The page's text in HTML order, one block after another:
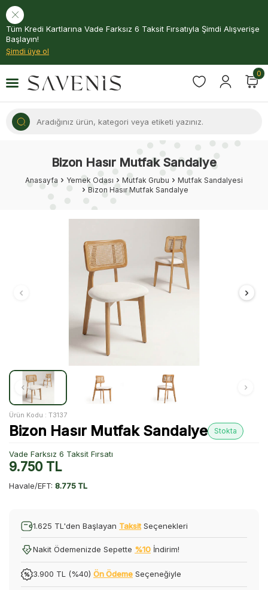
Tüm Kredi Kartlarına Vade Farksız 6 Taksit Fırsatıyla Şimdi Alışverişe
Başlayın!
Şimdi üye ol
0
Bizon Hasır Mutfak Sandalye
Anasayfa Yemek Odası Mutfak Grubu
Mutfak Sandalyesi
Bizon Hasır Mutfak Sandalye
Ürün Kodu : T3137
Bizon Hasır Mutfak Sandalye Stokta
Vade Farksız 6 Taksit Fırsatı
9.750TL
Havale/EFT: 8.775 TL
1.625 TL'den Başlayan Taksit Seçenekleri
Nakit Ödemenizde Sepette %10 İndirim!
3.900 TL (%40) Ön Ödeme Seçeneğiyle